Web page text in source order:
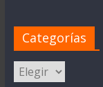
Categorías
Categorías